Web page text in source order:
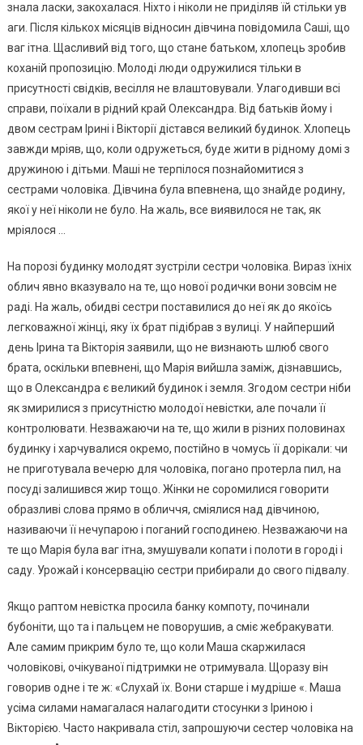
знала ласки, закохалася. Ніхто і ніколи не приділяв їй стільки ув
аги. Після кількох місяців відносин дівчина повідомила Саші, що
ваг ітна. Щасливий від того, що стане батьком, хлопець зробив
коханій пропозицію. Молоді люди одружилися тільки в
присутності свідків, весілля не влаштовували. Улагодивши всі
справи, поїхали в рідний край Олександра. Від батьків йому і
двом сестрам Ірині і Вікторії дістався великий будинок. Хлопець
завжди мріяв, що, коли одружеться, буде жити в рідному домі з
дружиною і дітьми. Маші не терпілося познайомитися з
сестрами чоловіка. Дівчина була впевнена, що знайде родину,
якої у неї ніколи не було. На жаль, все виявилося не так, як
мріялося …
На порозі будинку молодят зустріли сестри чоловіка. Вираз їхніх
облич явно вказувало на те, що нової родички вони зовсім не
раді. На жаль, обидві сестри поставилися до неї як до якоїсь
легковажної жінці, яку їх брат підібрав з вулиці. У найперший
день Ірина та Вікторія заявили, що не визнають шлюб свого
брата, оскільки впевнені, що Марія вийшла заміж, дізнавшись,
що в Олександра є великий будинок і земля. Згодом сестри ніби
як змирилися з присутністю молодої невістки, але почали її
контролювати. Незважаючи на те, що жили в різних половинах
будинку і харчувалися окремо, постійно в чомусь її дорікали: чи
не приготувала вечерю для чоловіка, погано протерла пил, на
посуді залишився жир тощо. Жінки не соромилися говорити
образливі слова прямо в обличчя, сміялися над дівчиною,
називаючи її нечупарою і поганий господинею. Незважаючи на
те що Марія була ваг ітна, змушували копати і полоти в городі і
саду. Урожай і консервацію сестри прибирали до свого підвалу.
Якщо раптом невістка просила банку компоту, починали
бубоніти, що та і пальцем не поворушив, а сміє жебракувати.
Але самим прикрим було те, що коли Маша скаржилася
чоловікові, очікуваної підтримки не отримувала. Щоразу він
говорив одне і те ж: «Слухай їх. Вони старше і мудріше «. Маша
усіма силами намагалася налагодити стосунки з Іриною і
Вікторією. Часто накривала стіл, запрошуючи сестер чоловіка на